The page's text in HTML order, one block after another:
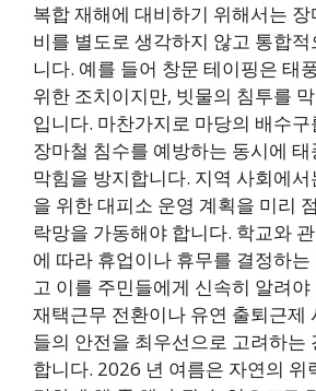
복합 재해에 대비하기 위해서는
비를 별도로 생각하지 않고 통합
니다. 예를 들어 창문 테이핑은 태
위한 조치이지만, 빗물의 침투를
입니다. 마찬가지로 마당의 배수
장마철 침수를 예방하는 동시에
막힘을 방지합니다. 지역 사회에
을 위한 대피소 운영 계획을 미리
락망을 가동해야 합니다. 학교와
에 따라 휴업이나 휴무를 결정하
고 이를 주민들에게 신속히 알려
재택근무 전환이나 유연 출퇴근제
들의 안전을 최우선으로 고려하는
합니다. 2026 년 여름은 자연의 위